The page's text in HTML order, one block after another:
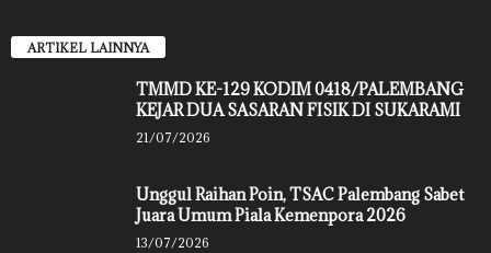
ARTIKEL LAINNYA
TMMD KE-129 KODIM 0418/PALEMBANG
KEJAR DUA SASARAN FISIK DI SUKARAMI
21/07/2026
Unggul Raihan Poin, TSAC Palembang Sabet
Juara Umum Piala Kemenpora 2026
13/07/2026